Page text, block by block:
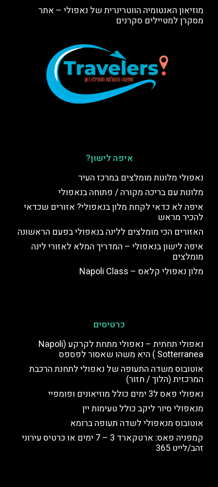
מוזיאון האנטומיה הווטרינרית של נאפולי – אתר
מסקרן למטיילים סקרנים
איפה לישון?
נאפולי מלונות מומלצים במרכז העיר
מלונות עם בריכה מקורה / פתוחה בנאפולי
איפה לא כדאי לקחת מלון בנאפולי? אזורים שכדאי
להכיר מראש
האזורים הכי מומלצים ללינה בנאפולי בפעם הראשונה
איפה לישון בנאפולי – המדריך המלא לאזורי לינה
מומלצים
מלון נאפולי קלאס – Napoli Class
כרטיסים
נאפולי תחתית – נאפולי מתחת לקרקע (Napoli
Sotterranea ) היא משהו שאסור לפספס
אוטובוס משדה התעופה של נאפולי לתחנת הרכבת
המרכזית (הלוך / חזור)
נאפולי פאס ל3 ימים כולל מוזיאונים ופומפיי
מנאפולי סיור ליקב כולל טעימות יין
אוטובוס מנאפולי לשדה תעופה ברומא
קמפניה פאס: ארטקארד 3 – 7 ימים או כרטיס עירוני
זהב/לייט 365